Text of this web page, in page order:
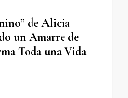
de Alicia
un Amarre de
Toda una Vida